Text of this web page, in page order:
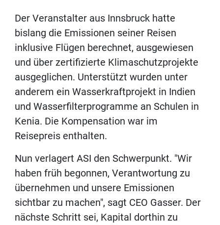
Der Veranstalter aus Innsbruck hatte
bislang die Emissionen seiner Reisen
inklusive Flügen berechnet, ausgewiesen
und über zertifizierte Klimaschutzprojekte
ausgeglichen. Unterstützt wurden unter
anderem ein Wasserkraftprojekt in Indien
und Wasserfilterprogramme an Schulen in
Kenia. Die Kompensation war im
Reisepreis enthalten.
Nun verlagert ASI den Schwerpunkt. "Wir
haben früh begonnen, Verantwortung zu
übernehmen und unsere Emissionen
sichtbar zu machen", sagt CEO Gasser. Der
nächste Schritt sei, Kapital dorthin zu